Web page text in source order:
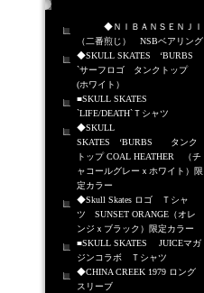
◆ＮＩＢＡＮＳＥＮＪＩ
（二番煎じ） NSBベアリング
◆SKULL SKATES ‘BURBS
`サーフロゴ タンクトップ
(ホワイト）
■SKULL SKATES
`LIFE/DEATH`Ｔシャツ
◆SKULL
SKATES ‘BURBS タンク
トップ COAL HEATHER （チ
ャコールグレーｘホワイト）限
定カラー
◆Skull Skates ロゴ Ｔシャ
ツ SUNSET ORANGE（オレ
ンジｘブラック）限定カラー
■SKULL SKATES JUICEマガ
ジンコラボ Ｔシャツ
◆CHINA CREEK 1979 ロング
スリーブ